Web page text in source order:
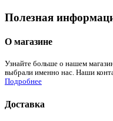
Полезная
О магазине
Узнайте больше о нашем
выбрали именно нас. Наши
Подробнее
Доставка